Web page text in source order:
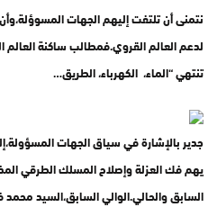
نتمنى أن تلتفت إليهم الجهات
لدعم العالم القروي.فمطالب ساكنة العالم
تنتهي “الماء، الكهرباء، الطريق…
جدير بالإشارة في سياق الجهات
يهم فك العزلة وإصلاح المسلك الطرقي
السابق والحالي.الوالي السابق،السيد